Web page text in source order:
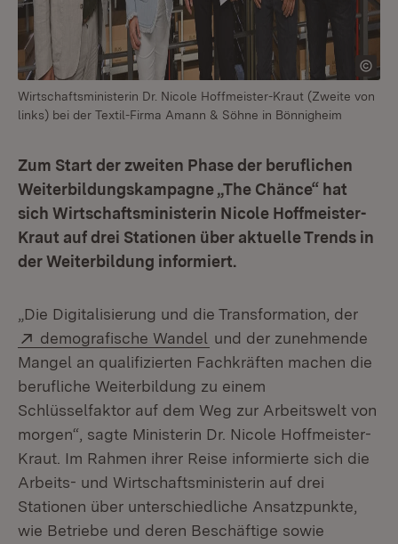
Wirtschaftsministerin Dr. Nicole Hoffmeister-Kraut (Zweite von
links) bei der Textil-Firma Amann & Söhne in Bönnigheim
Zum Start der zweiten Phase der beruflichen
Weiterbildungskampagne „The Chänce“ hat
sich Wirtschaftsministerin Nicole Hoffmeister-
Kraut auf drei Stationen über aktuelle Trends in
der Weiterbildung informiert.
„Die Digitalisierung und die Transformation, der
Extern:
demografische Wandel (Öffnet in neuem Fenster)
und der zunehmende
Mangel an qualifizierten Fachkräften machen die
berufliche Weiterbildung zu einem
Schlüsselfaktor auf dem Weg zur Arbeitswelt von
morgen“, sagte Ministerin Dr. Nicole Hoffmeister-
Kraut. Im Rahmen ihrer Reise informierte sich die
Arbeits- und Wirtschaftsministerin auf drei
Stationen über unterschiedliche Ansatzpunkte,
wie Betriebe und deren Beschäftige sowie